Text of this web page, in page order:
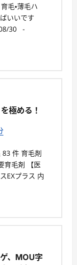
毛・薄毛ハ
いいです
08/30 -
極める！
83 件 育毛剤
育毛剤 【医
EXプラス 内
、MOU字